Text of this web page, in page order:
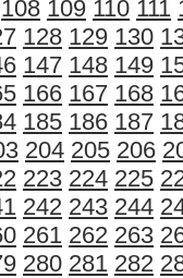
108 109 110 111
128 129 130
147 148 149
166 167 168
185 186 187
204 205 206
223 224 225
242 243 244
261 262 263
280 281 282